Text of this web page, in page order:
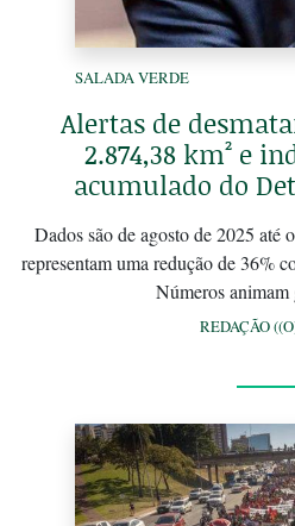
SALADA VERDE
Alertas de
2.874,38 km² e
acumulado do
Dados são de agosto de 2025 até
representam uma redução de 36%
Números animam
REDAÇÃO